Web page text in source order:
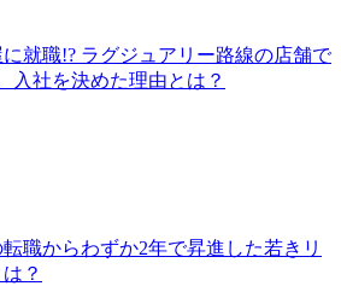
就職!? ラグジュアリー路線の店舗で
入社を決めた理由とは？
職からわずか2年で昇進した若きリ
？